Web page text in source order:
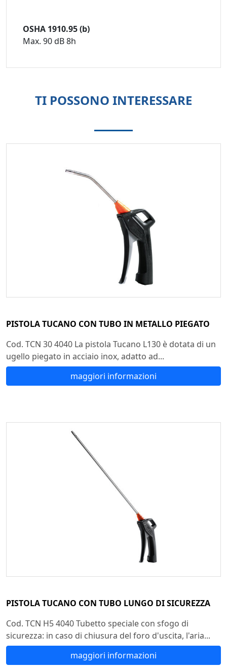
OSHA 1910.95 (b)
Max. 90 dB 8h
TI POSSONO INTERESSARE
PISTOLA TUCANO CON TUBO IN METALLO PIEGATO
Cod. TCN 30 4040 La pistola Tucano L130 è dotata di un
ugello piegato in acciaio inox, adatto ad...
maggiori informazioni
PISTOLA TUCANO CON TUBO LUNGO DI SICUREZZA
Cod. TCN H5 4040 Tubetto speciale con sfogo di
sicurezza: in caso di chiusura del foro d'uscita, l'aria...
maggiori informazioni